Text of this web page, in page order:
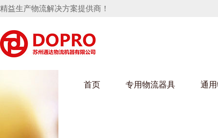
精益生产物流解决方案提供商！
首页 专用物流器具
葫芦娃下载最污架
通
桶水箱支架